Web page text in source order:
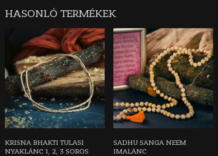
HASONLÓ TERMÉKEK
KRISNA BHAKTI TULASI
NYAKLÁNC 1, 2, 3 SOROS
SADHU SANGA NEEM
IMALÁNC